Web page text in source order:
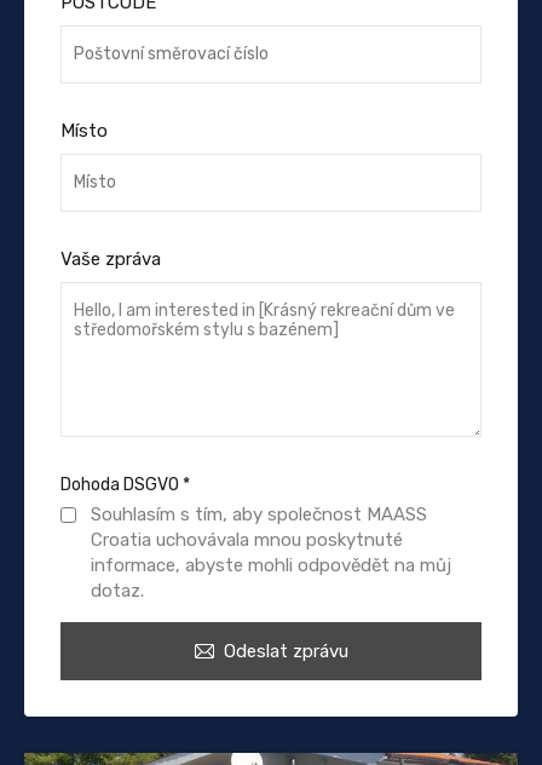
Místo
Vaše zpráva
Dohoda DSGVO *
Souhlasím s tím, aby společnost MAASS
Croatia uchovávala mnou poskytnuté
informace, abyste mohli odpovědět na můj
dotaz.
Odeslat zprávu